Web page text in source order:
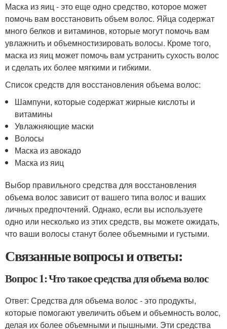
Маска из яиц - это еще одно средство, которое может
помочь вам восстановить объем волос. Яйца содержат
много белков и витаминов, которые могут помочь вам
увлажнить и объемностизировать волосы. Кроме того,
маска из яиц может помочь вам устранить сухость волос
и сделать их более мягкими и гибкими.
Список средств для восстановления объема волос:
Шампуни, которые содержат жирные кислоты и
витамины
Увлажняющие маски
Волосы
Маска из авокадо
Маска из яиц
Выбор правильного средства для восстановления
объема волос зависит от вашего типа волос и ваших
личных предпочтений. Однако, если вы используете
одно или несколько из этих средств, вы можете ожидать,
что ваши волосы станут более объемными и густыми.
Связанные вопросы и ответы:
Вопрос 1: Что такое средства для объема волос
Ответ: Средства для объема волос - это продукты,
которые помогают увеличить объем и объемность волос,
делая их более объемными и пышными. Эти средства